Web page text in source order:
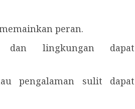
peran.
lingkungan dapat
pengalaman sulit dapat